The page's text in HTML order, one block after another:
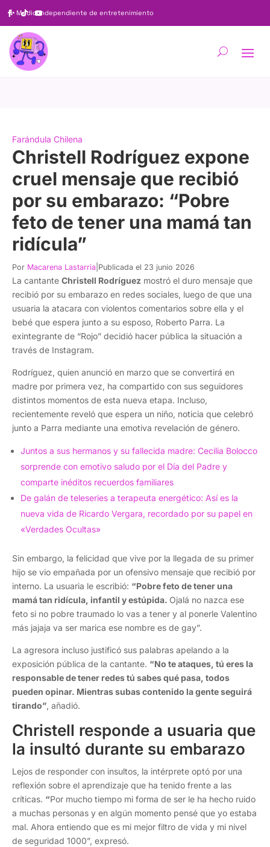
✨ Medio independiente de entretenimiento
Farándula Chilena
Christell Rodríguez expone
cruel mensaje que recibió
por su embarazo: “Pobre
feto de tener una mamá tan
ridícula”
Por Macarena Lastarria Publicada el 23 junio 2026
La cantante Christell Rodríguez mostró el duro mensaje que
recibió por su embarazo en redes sociales, luego de que una
usuaria la atacara con violentos comentarios sobre ella y el
bebé que espera junto a su esposo, Roberto Parra. La
exintegrante de “Rojo” decidió hacer pública la situación a
través de Instagram.
Rodríguez, quien anunció en marzo que se convertirá en
madre por primera vez, ha compartido con sus seguidores
distintos momentos de esta nueva etapa. Incluso,
recientemente reveló que espera un niño, noticia que celebró
junto a Parra mediante una emotiva revelación de género.
Juntos a sus hermanos y su fallecida madre: Cecilia Bolocco
sorprende con emotivo saludo por el Día del Padre y
comparte inéditos recuerdos familiares
De galán de teleseries a terapeuta energético: Así es la
nueva vida de Ricardo Vergara, recordado por su papel en
«Verdades Ocultas»
Sin embargo, la felicidad que vive por la llegada de su primer
hijo se vio empañada por un ofensivo mensaje que recibió por
interno. La usuaria le escribió: “Pobre feto de tener una
mamá tan ridícula, infantil y estúpida. Ojalá no nazca ese
feto si no pobre traumado lo vas a tener y al ponerle Valentino
más jajaja va ser marica ese nombre es de gay”.
La agresora incluso justificó sus palabras apelando a la
exposición pública de la cantante. “No te ataques, tú eres la
responsable de tener redes tú sabes qué pasa, todos
pueden opinar. Mientras subas contenido la gente seguirá
tirando”, añadió.
Christell responde a usuaria que
la insultó durante su embarazo
Lejos de responder con insultos, la intérprete optó por una
reflexión sobre el aprendizaje que ha tenido frente a las
críticas. “Por mucho tiempo mi forma de ser le ha hecho ruido
a muchas personas y en algún momento pensé que yo estaba
mal. Ahora entiendo que es mi mejor filtro de vida y mi nivel
de seguridad 1000”, expresó.